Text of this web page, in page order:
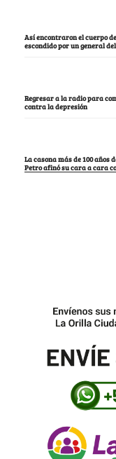
Así encontraron el cuerpo
escondido por un general
Regresar a la radio para
contra la depresión
La casona más de 100 años
Petro afinó su cara a cara